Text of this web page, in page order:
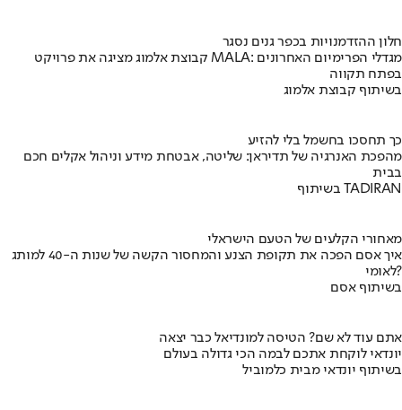
חלון ההזדמנויות בכפר גנים נסגר
קבוצת אלמוג מציגה את פרויקט MALA: מגדלי הפרימיום האחרונים
בפתח תקווה
בשיתוף קבוצת אלמוג
כך תחסכו בחשמל בלי להזיע
מהפכת האנרגיה של תדיראן: שליטה, אבטחת מידע וניהול אקלים חכם
בבית
בשיתוף TADIRAN
מאחורי הקלעים של הטעם הישראלי
איך אסם הפכה את תקופת הצנע והמחסור הקשה של שנות ה-40 למותג
לאומי?
בשיתוף אסם
אתם עוד לא שם? הטיסה למונדיאל כבר יצאה
יונדאי לוקחת אתכם לבמה הכי גדולה בעולם
בשיתוף יונדאי מבית כלמוביל